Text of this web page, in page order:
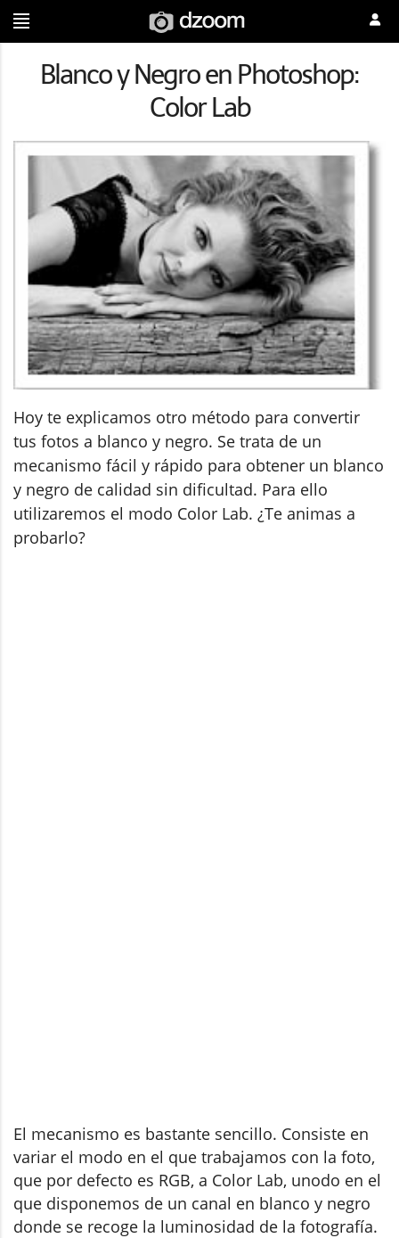
Blanco y Negro en Photoshop:
Color Lab
Hoy te explicamos otro método para convertir
tus fotos a blanco y negro. Se trata de un
mecanismo fácil y rápido para obtener un blanco
y negro de calidad sin dificultad. Para ello
utilizaremos el modo Color Lab. ¿Te animas a
probarlo?
El mecanismo es bastante sencillo. Consiste en
variar el modo en el que trabajamos con la foto,
que por defecto es RGB, a Color Lab, unodo en el
que disponemos de un canal en blanco y negro
donde se recoge la luminosidad de la fotografía.